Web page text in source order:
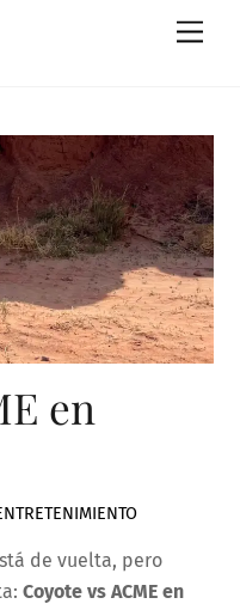
en
de vuelta, pero
Coyote vs ACME en